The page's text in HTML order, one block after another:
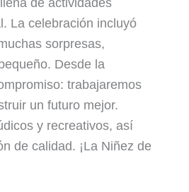
de actividades
La celebración incluyó
sorpresas,
Desde la
trabajaremos
un futuro mejor.
y recreativos, así
de calidad. ¡La Niñez de